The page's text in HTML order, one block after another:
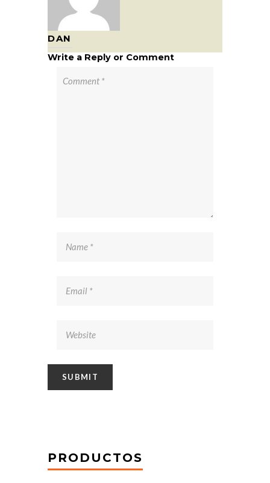
DAN
Write a Reply or Comment
PRODUCTOS